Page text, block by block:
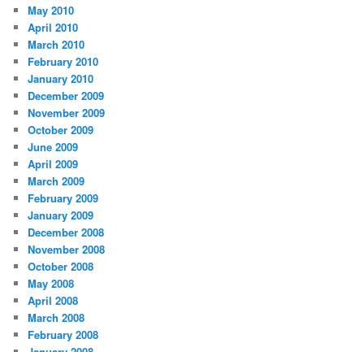
May 2010
April 2010
March 2010
February 2010
January 2010
December 2009
November 2009
October 2009
June 2009
April 2009
March 2009
February 2009
January 2009
December 2008
November 2008
October 2008
May 2008
April 2008
March 2008
February 2008